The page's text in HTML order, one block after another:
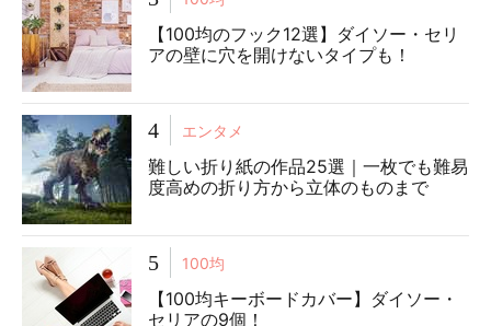
【100均のフック12選】ダイソー・セリ
アの壁に穴を開けないタイプも！
4 エンタメ
難しい折り紙の作品25選｜一枚でも難易
度高めの折り方から立体のものまで
5 100均
【100均キーボードカバー】ダイソー・
セリアの9個！